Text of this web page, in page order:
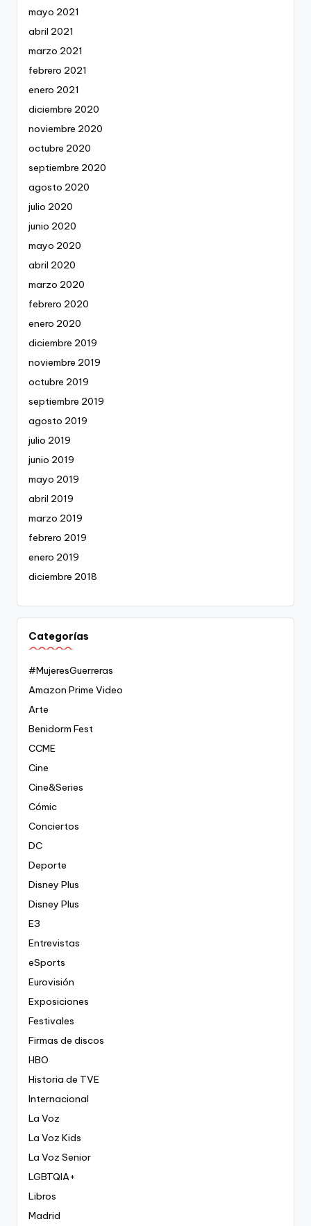
mayo 2021
abril 2021
marzo 2021
febrero 2021
enero 2021
diciembre 2020
noviembre 2020
octubre 2020
septiembre 2020
agosto 2020
julio 2020
junio 2020
mayo 2020
abril 2020
marzo 2020
febrero 2020
enero 2020
diciembre 2019
noviembre 2019
octubre 2019
septiembre 2019
agosto 2019
julio 2019
junio 2019
mayo 2019
abril 2019
marzo 2019
febrero 2019
enero 2019
diciembre 2018
Categorías
#MujeresGuerreras
Amazon Prime Video
Arte
Benidorm Fest
CCME
Cine
Cine&Series
Cómic
Conciertos
DC
Deporte
Disney Plus
Disney Plus
E3
Entrevistas
eSports
Eurovisión
Exposiciones
Festivales
Firmas de discos
HBO
Historia de TVE
Internacional
La Voz
La Voz Kids
La Voz Senior
LGBTQIA+
Libros
Madrid